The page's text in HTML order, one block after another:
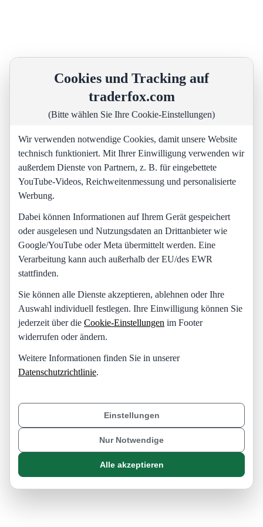
Cookies und Tracking auf
traderfox.com
(Bitte wählen Sie Ihre Cookie-Einstellungen)
Wir verwenden notwendige Cookies, damit unsere Website
technisch funktioniert. Mit Ihrer Einwilligung verwenden wir
außerdem Dienste von Partnern, z. B. für eingebettete
YouTube-Videos, Reichweitenmessung und personalisierte
Werbung.
Dabei können Informationen auf Ihrem Gerät gespeichert
oder ausgelesen und Nutzungsdaten an Drittanbieter wie
Google/YouTube oder Meta übermittelt werden. Eine
Verarbeitung kann auch außerhalb der EU/des EWR
stattfinden.
Sie können alle Dienste akzeptieren, ablehnen oder Ihre
Auswahl individuell festlegen. Ihre Einwilligung können Sie
jederzeit über die Cookie-Einstellungen im Footer
widerrufen oder ändern.
Weitere Informationen finden Sie in unserer
Datenschutzrichtlinie.
Einstellungen
Nur Notwendige
Alle akzeptieren